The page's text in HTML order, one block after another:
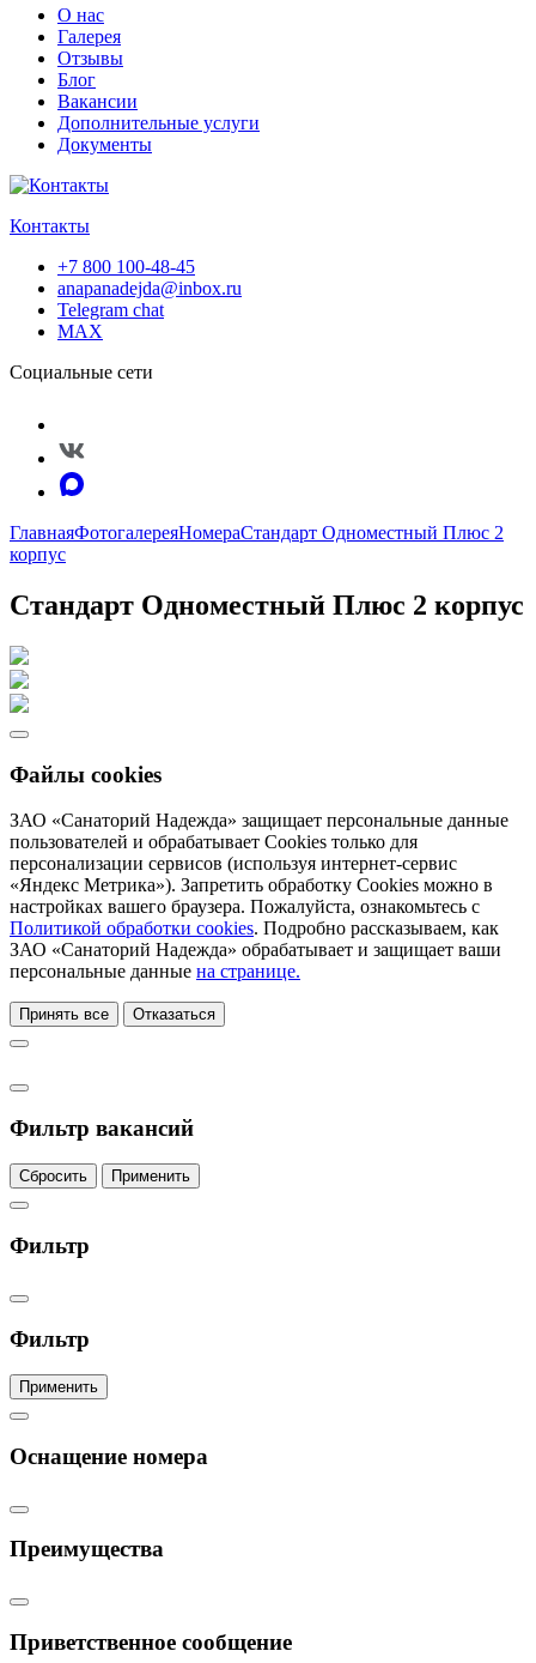
О нас
Галерея
Отзывы
Блог
Вакансии
Дополнительные услуги
Документы
Контакты
+7 800 100-48-45
anapanadejda@inbox.ru
Telegram chat
MAX
Социальные сети
ГлавнаяФотогалереяНомераСтандарт Одноместный Плюс 2
корпус
Стандарт Одноместный Плюс 2 корпус
Файлы cookies
ЗАО «Санаторий Надежда» защищает персональные данные
пользователей и обрабатывает Cookies только для
персонализации сервисов (используя интернет-сервис
«Яндекс Метрика»). Запретить обработку Cookies можно в
настройках вашего браузера. Пожалуйста, ознакомьтесь с
Политикой обработки cookies. Подробно рассказываем, как
ЗАО «Санаторий Надежда» обрабатывает и защищает ваши
персональные данные на странице.
Принять все Отказаться
Фильтр вакансий
Сбросить Применить
Фильтр
Фильтр
Применить
Оснащение номера
Преимущества
Приветственное сообщение